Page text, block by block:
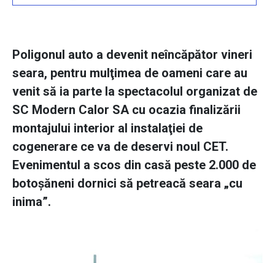
Poligonul auto a devenit neîncăpător vineri
seara, pentru mulţimea de oameni care au
venit să ia parte la spectacolul organizat de
SC Modern Calor SA cu ocazia finalizării
montajului interior al instalaţiei de
cogenerare ce va de deservi noul CET.
Evenimentul a scos din casă peste 2.000 de
botoşăneni dornici să petreacă seara „cu
inima”.